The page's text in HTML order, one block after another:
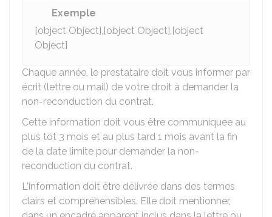
Exemple
[object Object],[object Object],[object
Object]
Chaque année, le prestataire doit vous informer par
écrit (lettre ou mail) de votre droit à demander la
non-reconduction du contrat.
Cette information doit vous être communiquée au
plus tôt 3 mois et au plus tard 1 mois avant la fin
de la date limite pour demander la non-
reconduction du contrat.
L'information doit être délivrée dans des termes
clairs et compréhensibles. Elle doit mentionner,